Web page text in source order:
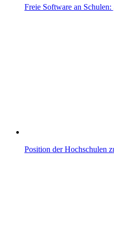
Freie Software an
Position der Hochschulen